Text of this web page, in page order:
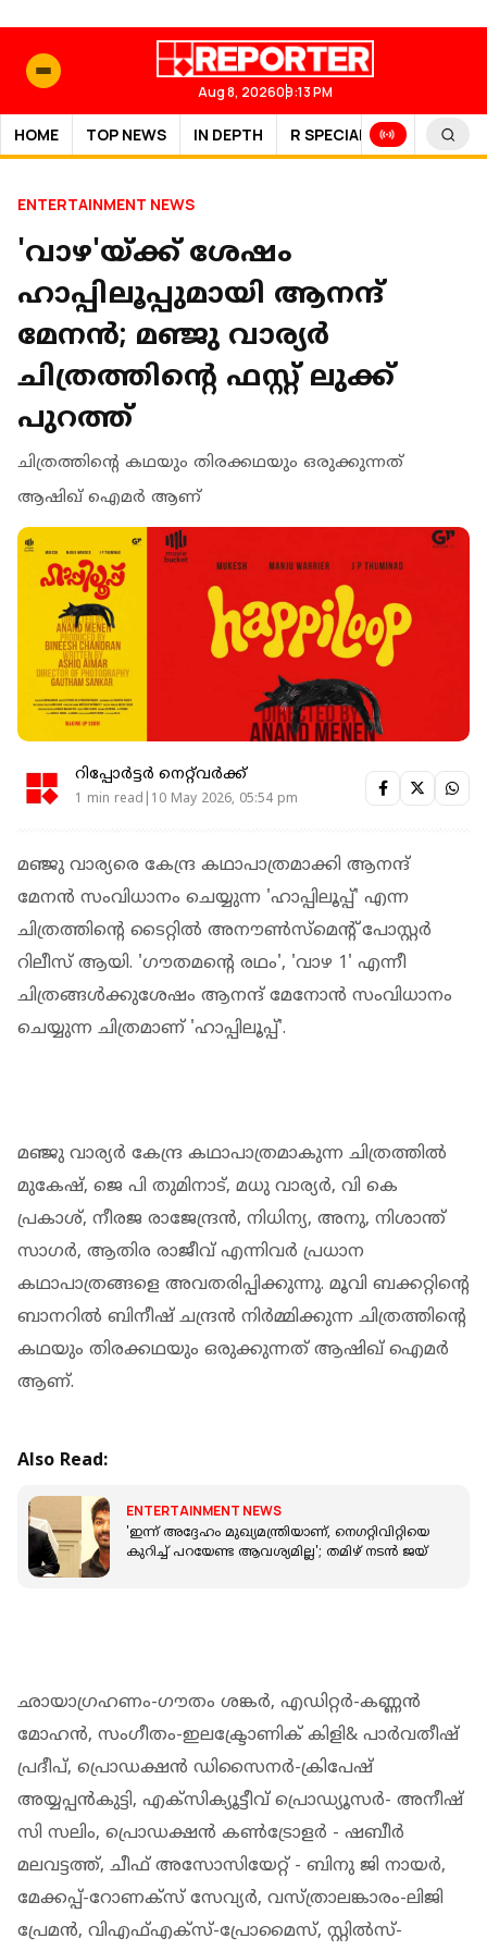
Aug 8, 202609:13 PM
HOME TOP NEWS IN DEPTH R SPECIAL SPORTS
ENTERTAINMENT NEWS
'വാഴ'യ്ക്ക് ശേഷം
ഹാപ്പിലൂപ്പുമായി ആനന്ദ്
മേനൻ; മഞ്ജു വാര്യർ
ചിത്രത്തിന്റെ ഫസ്റ്റ് ലുക്ക്
പുറത്ത്
ചിത്രത്തിന്റെ കഥയും തിരക്കഥയും ഒരുക്കുന്നത്
ആഷിഖ് ഐമര്‍ ആണ്
റിപ്പോർട്ടർ നെറ്റ്‌വര്‍ക്ക്‌
1 min read|10 May 2026, 05:54 pm
മഞ്ജു വാര്യരെ കേന്ദ്ര കഥാപാത്രമാക്കി ആനന്ദ്
മേനന്‍ സംവിധാനം ചെയ്യുന്ന 'ഹാപ്പിലൂപ്പ്' എന്ന
ചിത്രത്തിന്റെ ടൈറ്റില്‍ അനൗണ്‍സ്‌മെന്റ് പോസ്റ്റര്‍
റിലീസ് ആയി. 'ഗൗതമന്റെ രഥം', 'വാഴ 1' എന്നീ
ചിത്രങ്ങള്‍ക്കുശേഷം ആനന്ദ് മേനോന്‍ സംവിധാനം
ചെയ്യുന്ന ചിത്രമാണ് 'ഹാപ്പിലൂപ്പ്'.
മഞ്ജു വാര്യര്‍ കേന്ദ്ര കഥാപാത്രമാകുന്ന ചിത്രത്തില്‍
മുകേഷ്, ജെ പി തുമിനാട്, മധു വാര്യര്‍, വി കെ
പ്രകാശ്, നീരജ രാജേന്ദ്രന്‍, നിധിന്യ, അനു, നിശാന്ത്
സാഗര്‍, ആതിര രാജീവ് എന്നിവര്‍ പ്രധാന
കഥാപാത്രങ്ങളെ അവതരിപ്പിക്കുന്നു. മൂവി ബക്കറ്റിന്റെ
ബാനറില്‍ ബിനീഷ് ചന്ദ്രന്‍ നിര്‍മ്മിക്കുന്ന ചിത്രത്തിന്റെ
കഥയും തിരക്കഥയും ഒരുക്കുന്നത് ആഷിഖ് ഐമര്‍
ആണ്.
Also Read:
ENTERTAINMENT NEWS
'ഇന്ന് അദ്ദേഹം മുഖ്യമന്ത്രിയാണ്, നെഗറ്റിവിറ്റിയെ
കുറിച്ച് പറയേണ്ട ആവശ്യമില്ല'; തമിഴ് നടന്‍ ജയ്
ഛായാഗ്രഹണം-ഗൗതം ശങ്കര്‍, എഡിറ്റര്‍-കണ്ണന്‍
മോഹന്‍, സംഗീതം-ഇലക്ട്രോണിക് കിളി& പാര്‍വതീഷ്
പ്രദീപ്, പ്രൊഡക്ഷന്‍ ഡിസൈനര്‍-ക്രിപേഷ്
അയ്യപ്പന്‍കുട്ടി, എക്‌സിക്യൂട്ടീവ് പ്രൊഡ്യൂസര്‍- അനീഷ്
സി സലിം, പ്രൊഡക്ഷന്‍ കണ്‍ട്രോളര്‍ - ഷബീര്‍
മലവട്ടത്ത്, ചീഫ് അസോസിയേറ്റ് - ബിനു ജി നായര്‍,
മേക്കപ്പ്-റോണക്സ് സേവ്യര്‍, വസ്ത്രാലങ്കാരം-ലിജി
പ്രേമന്‍, വിഎഫ്എക്‌സ്-പ്രോമൈസ്, സ്റ്റില്‍സ്-